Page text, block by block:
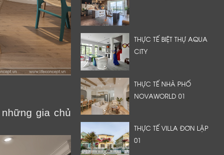
gia chủ
THỰC TẾ BIỆT THỰ AQUA
CITY
THỰC TẾ NHÀ PHỐ
NOVAWORLD 01
THỰC TẾ VILLA ĐƠN LẬP
01